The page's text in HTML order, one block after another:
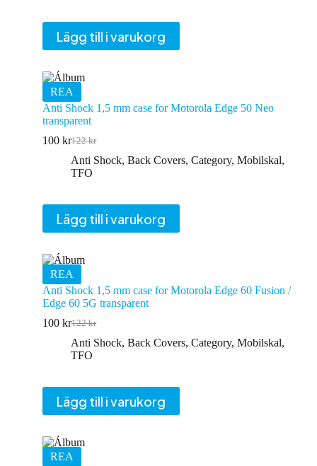
Lägg till i varukorg
REA
Anti Shock 1,5 mm case for Motorola Edge 50 Neo
transparent
122kr
Det
ursprungliga
priset
100 krDet
nuvarande
priset
Anti Shock, Back Covers, Category, Mobilskal,
TFO
Lägg till i varukorg
REA
Anti Shock 1,5 mm case for Motorola Edge 60 Fusion /
Edge 60 5G transparent
122kr
Det
ursprungliga
priset
100 krDet
nuvarande
priset
Anti Shock, Back Covers, Category, Mobilskal,
TFO
Lägg till i varukorg
REA